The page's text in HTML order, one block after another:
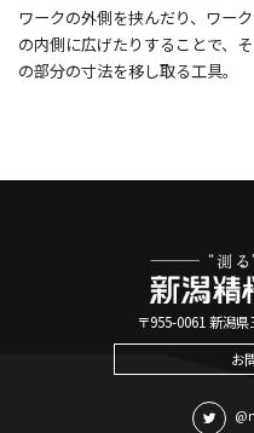
ワークの外側を挟んだり、ワーク
の内側に広げたりすることで、そ
の部分の寸法を移し取る工具。
〒955-0061 新潟
お